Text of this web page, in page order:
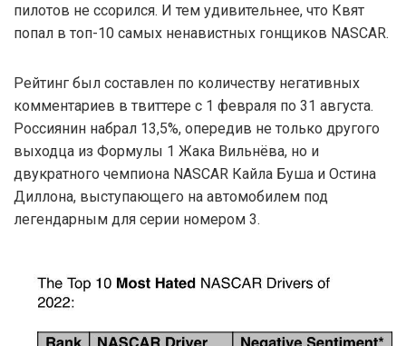
пилотов не ссорился. И тем удивительнее, что Квят
попал в топ-10 самых ненавистных гонщиков NASCAR.
Рейтинг был составлен по количеству негативных
комментариев в твиттере с 1 февраля по 31 августа.
Россиянин набрал 13,5%, опередив не только другого
выходца из Формулы 1 Жака Вильнёва, но и
двукратного чемпиона NASCAR Кайла Буша и Остина
Диллона, выступающего на автомобилем под
легендарным для серии номером 3.